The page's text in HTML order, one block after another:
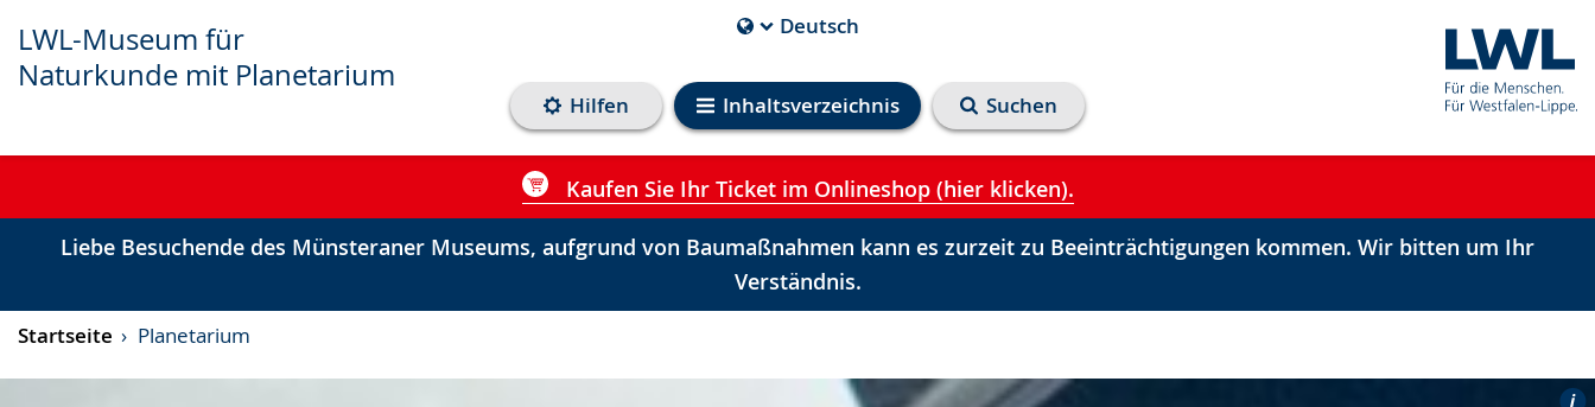
LWL-Museum für
Naturkunde mit Planetarium
Die
Sprache
ist
Deutsch
Inhaltsverzeichnis
Hilfen Suchen
Kaufen Sie Ihr Ticket im Onlineshop (hier klicken).
Liebe Besuchende des Münsteraner Museums, aufgrund von Baumaßnahmen kann es zurzeit zu Beeinträchtigungen kommen. Wir bitten um Ihr
Verständnis.
Startseite Planetarium